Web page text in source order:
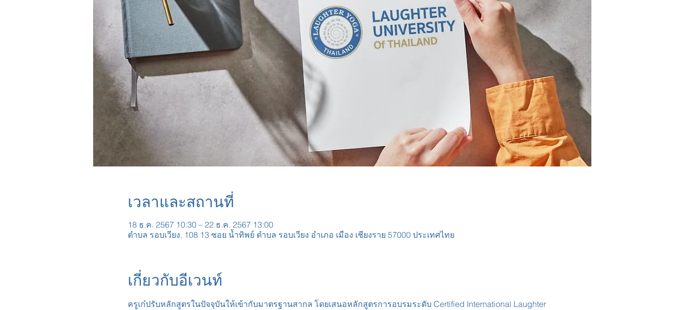
เวลาและสถานที่
18 ธ.ค. 2567 10:30 – 22 ธ.ค. 2567 13:00
ตำบล รอบเวียง, 108 13 ซอย น้ำทิพย์ ตำบล รอบเวียง อำเภอ เมือง เชียงราย 57000 ประเทศไทย
เกี่ยวกับอีเวนท์
ครูเก๋ปรับหลักสูตรในปัจจุบันให้เข้ากับมาตรฐานสากล โดยเสนอหลักสูตรการอบรมระดับ Certified International Laughter